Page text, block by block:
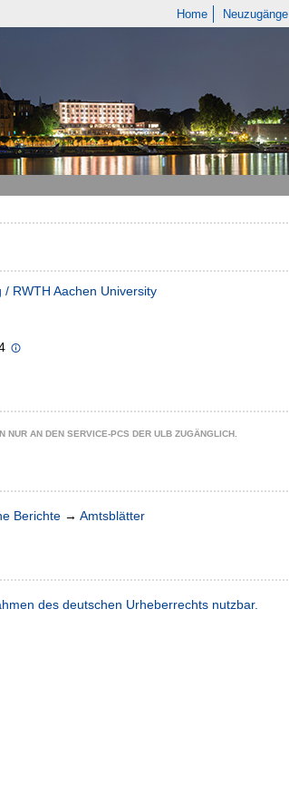
Home Neuzugänge
RWTH Aachen University
NUR AN DEN SERVICE-PCS DER ULB ZUGÄNGLICH.
Berichte → Amtsblätter
des deutschen Urheberrechts nutzbar.